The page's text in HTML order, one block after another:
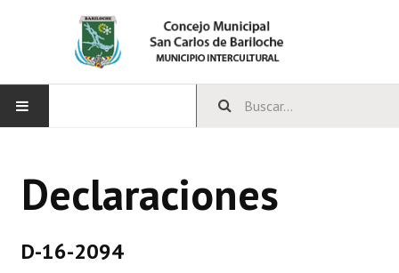
CONCEJO
Declaraciones
D-16-2094